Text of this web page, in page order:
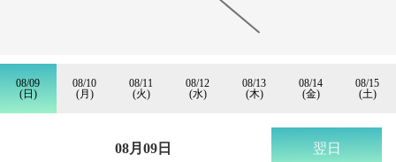
08/09
(日)
08/10
(月)
08/11
(火)
08/12
(水)
08/13
(木)
08/14
(金)
08/15
(土)
08月09日 翌日